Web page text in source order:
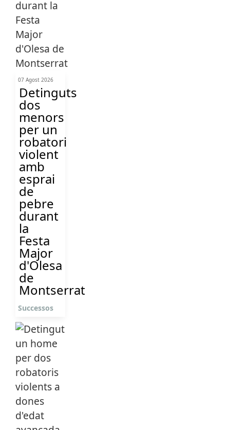
07 Agost 2026
Detinguts
dos
menors
per un
robatori
violent
amb
esprai
de
pebre
durant
la
Festa
Major
d'Olesa
de
Montserrat
Successos